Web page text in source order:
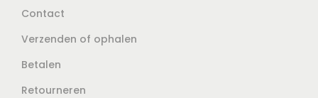
Contact
Verzenden of ophalen
Betalen
Retourneren